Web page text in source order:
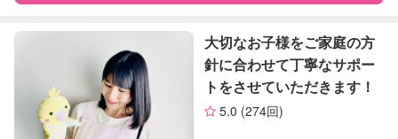
定期予約 可能
（定期特典）
対応可能
特徴 料金 レビュー
サポートの特徴
資格
大切なお子様をご家庭の方
針に合わせて丁寧なサポー
トをさせていただきます！
5.0 (274回)